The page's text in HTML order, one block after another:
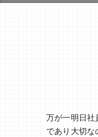
万が一明日社
であり大切